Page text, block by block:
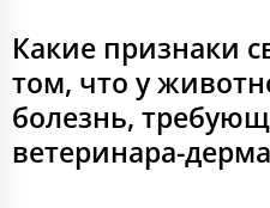
Какие признаки
том, что у
болезнь,
ветеринара-